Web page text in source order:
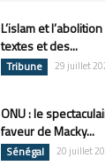
L’islam et
textes et des...
Tribune 29 juillet
ONU : le
faveur de Macky...
Sénégal 20 juillet